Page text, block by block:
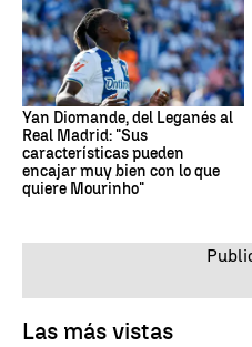
Yan Diomande, del Leganés al
Real Madrid: "Sus
características pueden
encajar muy bien con lo que
quiere Mourinho"
Las más vistas